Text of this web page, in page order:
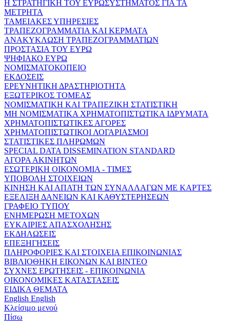
Η ΣΤΡΑΤΗΓΙΚΗ ΤΟΥ ΕΥΡΩΣΥΣΤΗΜΑΤΟΣ ΓΙΑ ΤΑ
ΜΕΤΡΗΤΑ
ΤΑΜΕΙΑΚΕΣ ΥΠΗΡΕΣΙΕΣ
ΤΡΑΠΕΖΟΓΡΑΜΜΑΤΙΑ ΚΑΙ ΚΕΡΜΑΤΑ
ΑΝΑΚΥΚΛΩΣΗ ΤΡΑΠΕΖΟΓΡΑΜΜΑΤΙΩΝ
ΠΡΟΣΤΑΣΙΑ ΤΟΥ ΕΥΡΩ
ΨΗΦΙΑΚΟ ΕΥΡΩ
ΝΟΜΙΣΜΑΤΟΚΟΠΕΙΟ
ΕΚΔΟΣΕΙΣ
ΕΡΕΥΝΗΤΙΚΗ ΔΡΑΣΤΗΡΙΟΤΗΤΑ
ΕΞΩΤΕΡΙΚΟΣ ΤΟΜΕΑΣ
ΝΟΜΙΣΜΑΤΙΚΗ ΚΑΙ ΤΡΑΠΕΖΙΚΗ ΣΤΑΤΙΣΤΙΚΗ
ΜΗ ΝΟΜΙΣΜΑΤΙΚΑ ΧΡΗΜΑΤΟΠΙΣΤΩΤΙΚΑ ΙΔΡΥΜΑΤΑ
ΧΡΗΜΑΤΟΠΙΣΤΩΤΙΚΕΣ ΑΓΟΡΕΣ
ΧΡΗΜΑΤΟΠΙΣΤΩΤΙΚΟΙ ΛΟΓΑΡΙΑΣΜΟΙ
ΣΤΑΤΙΣΤΙΚΕΣ ΠΛΗΡΩΜΩΝ
SPECIAL DATA DISSEMINATION STANDARD
ΑΓΟΡΑ ΑΚΙΝΗΤΩΝ
ΕΣΩΤΕΡΙΚΗ ΟΙΚΟΝΟΜΙΑ - ΤΙΜΕΣ
ΥΠΟΒΟΛΗ ΣΤΟΙΧΕΙΩΝ
ΚΙΝΗΣΗ ΚΑΙ ΑΠΑΤΗ ΤΩΝ ΣΥΝΑΛΛΑΓΩΝ ΜΕ ΚΑΡΤΕΣ
ΕΞΕΛΙΞΗ ΔΑΝΕΙΩΝ ΚΑΙ ΚΑΘΥΣΤΕΡΗΣΕΩΝ
ΓΡΑΦΕΙΟ ΤΥΠΟΥ
ΕΝΗΜΕΡΩΣΗ ΜΕΤΟΧΩΝ
ΕΥΚΑΙΡΙΕΣ ΑΠΑΣΧΟΛΗΣΗΣ
ΕΚΔΗΛΩΣΕΙΣ
ΕΠΕΞΗΓΗΣΕΙΣ
ΠΛΗΡΟΦΟΡΙΕΣ ΚΑΙ ΣΤΟΙΧΕΙΑ ΕΠΙΚΟΙΝΩΝΙΑΣ
ΒΙΒΛΙΟΘΗΚΗ ΕΙΚΟΝΩΝ ΚΑΙ ΒΙΝΤΕΟ
ΣΥΧΝΕΣ ΕΡΩΤΗΣΕΙΣ - ΕΠΙΚΟΙΝΩΝΙΑ
ΟΙΚΟΝΟΜΙΚΕΣ ΚΑΤΑΣΤΑΣΕΙΣ
ΕΙΔΙΚΑ ΘΕΜΑΤΑ
English English
Κλείσιμο μενού
Πίσω